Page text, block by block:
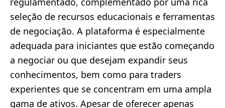
seleção de recursos educacionais e ferramentas
de negociação. A plataforma é especialmente
adequada para iniciantes que estão começando
a negociar ou que desejam expandir seus
conhecimentos, bem como para traders
experientes que se concentram em uma ampla
gama de ativos. Apesar de oferecer apenas